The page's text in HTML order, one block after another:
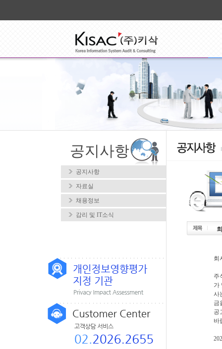
공지사항
공지사항
자료실
채용정보
감리 및 IT소식
회
주
가
사
금
공
바